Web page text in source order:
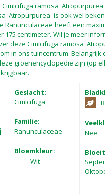
ramosa
'Atropurpurea' is ook wel
Ranunculaceae heeft een
175 centimeter. Wil je meer
deze Cimicifuga ramosa
in ons tuincentrum. Belangrijk
groenencyclopedie zijn (op
Geslacht:
Cimicifuga
Familie:
Ranunculaceae
Bloemkleur:
Wit
Nee